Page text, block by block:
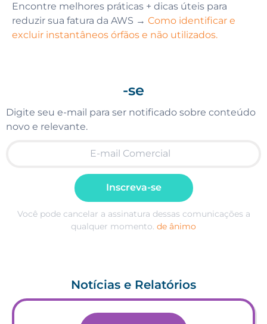
Encontre melhores práticas + dicas úteis para
reduzir sua fatura da AWS → Como identificar e
excluir instantâneos órfãos e não utilizados.
-se
Digite seu e-mail para ser notificado sobre conteúdo
novo e relevante.
Inscreva-se
Você pode cancelar a assinatura dessas comunicações a
qualquer momento. de ânimo
Notícias e Relatórios